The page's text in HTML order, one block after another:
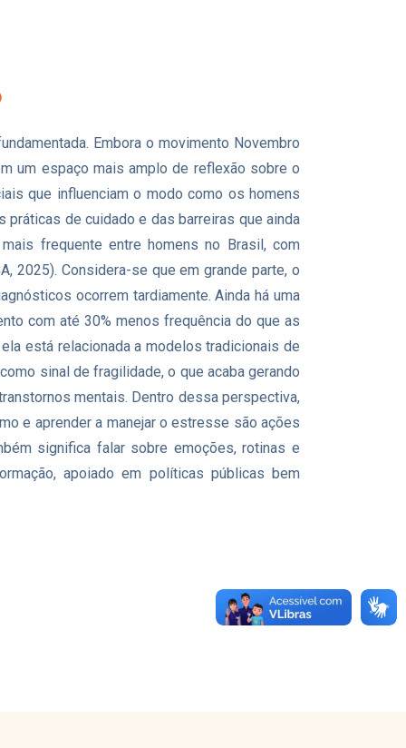
Embora o movimento Novembro
um espaço mais amplo de reflexão sobre o
que influenciam o modo como os homens
práticas de cuidado e das barreiras que ainda
frequente entre homens no Brasil, com
2025). Considera-se que em grande parte, o
ocorrem tardiamente. Ainda há uma
com até 30% menos frequência do que as
está relacionada a modelos tradicionais de
sinal de fragilidade, o que acaba gerando
mentais. Dentro dessa perspectiva,
e aprender a manejar o estresse são ações
significa falar sobre emoções, rotinas e
apoiado em políticas públicas bem